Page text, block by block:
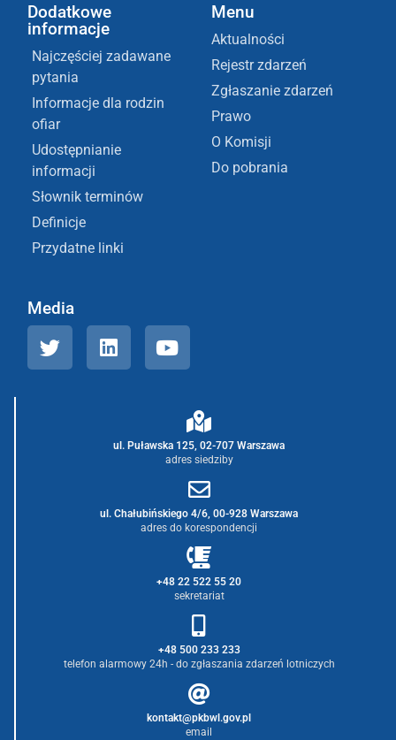
Dodatkowe
informacje
Najczęściej zadawane
pytania
Informacje dla rodzin
ofiar
Udostępnianie
informacji
Słownik terminów
Definicje
Przydatne linki
Menu
Aktualności
Rejestr zdarzeń
Zgłaszanie zdarzeń
Prawo
O Komisji
Do pobrania
Media
ul. Puławska 125, 02-707 Warszawa
adres siedziby
ul. Chałubińskiego 4/6, 00-928 Warszawa
adres do korespondencji
+48 22 522 55 20
sekretariat
+48 500 233 233
telefon alarmowy 24h - do zgłaszania zdarzeń lotniczych
kontakt@pkbwl.gov.pl
email